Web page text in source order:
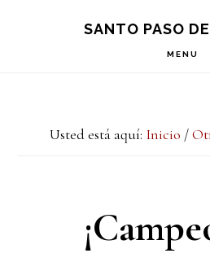
principal
SANTO PASO
MENU
Usted está aquí: Inicio /